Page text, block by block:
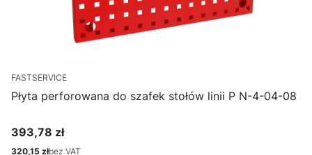
FASTSERVICE
Płyta perforowana do szafek stołów linii P N-4-04-08
Cena
393,78 zł
320,15 złbez VAT